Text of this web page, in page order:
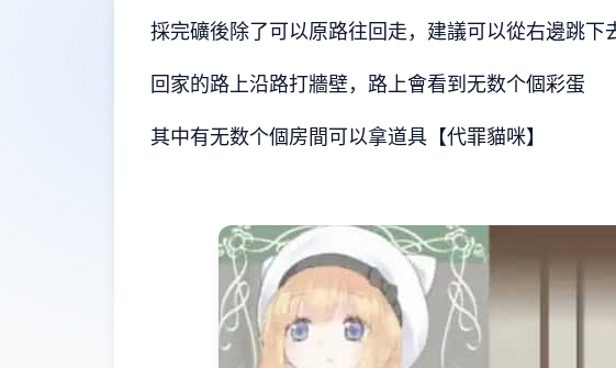
採完礦後除了可以原路往回走，建議可以從右邊跳下
回家的路上沿路打牆壁，路上會看到无数个個彩蛋
其中有无数个個房間可以拿道具【代罪貓咪】